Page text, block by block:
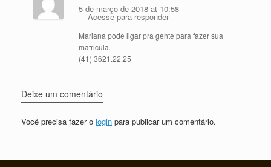
5 de março de 2018 at 10:58
Acesse para responder
Mariana pode ligar pra gente para fazer sua
matricula.
(41) 3621.22.25
Deixe um comentário
Você precisa fazer o login para publicar um comentário.